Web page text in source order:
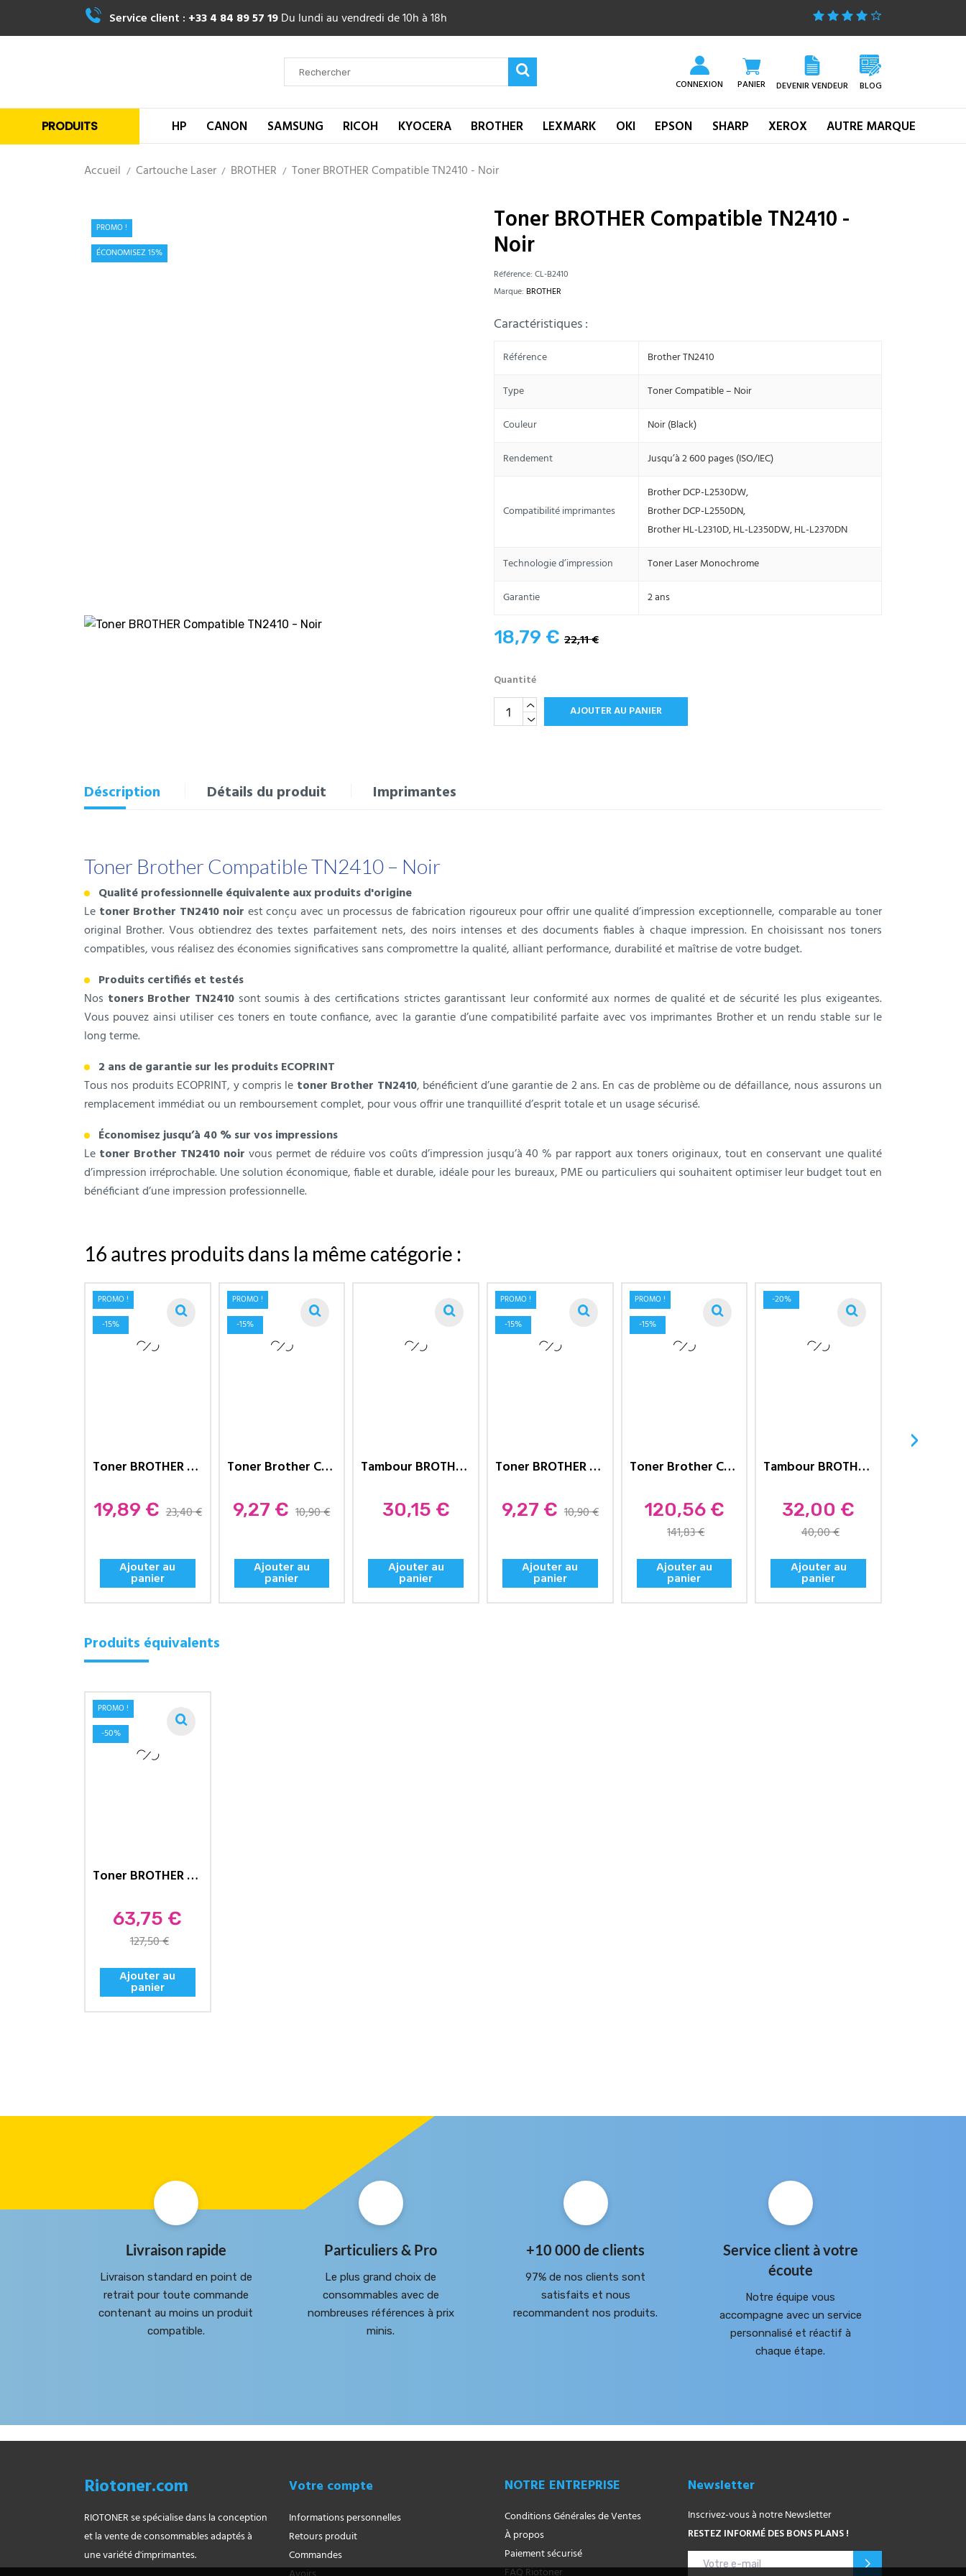
Service client : +33 4 84 89 57 19Du lundi au vendredi de 10h à 18h
CONNEXION PANIER DEVENIR VENDEUR BLOG
PRODUITS HP CANON SAMSUNG RICOH KYOCERA BROTHER LEXMARK OKI EPSON SHARP XEROX AUTRE MARQUE
Accueil Cartouche Laser BROTHER Toner BROTHER Compatible TN2410 - Noir
PROMO !
ÉCONOMISEZ 15%
Toner BROTHER Compatible TN2410 -
Noir
Référence: CL-B2410
Marque: BROTHER
Caractéristiques :
Référence Brother TN2410
Type Toner Compatible – Noir
Couleur Noir (Black)
Rendement Jusqu’à 2 600 pages (ISO/IEC)
Compatibilité imprimantes
Brother DCP-L2530DW,
Brother DCP-L2550DN,
Brother HL-L2310D, HL-L2350DW, HL-L2370DN
Technologie d’impression Toner Laser Monochrome
Garantie 2 ans
18,79 € 22,11 €
Quantité
AJOUTER AU PANIER
Déscription Détails du produit Imprimantes
Toner Brother Compatible TN2410 – Noir
Qualité professionnelle équivalente aux produits d'origine
Le toner Brother TN2410 noir est conçu avec un processus de fabrication rigoureux pour offrir une qualité d’impression exceptionnelle, comparable au toner
original Brother. Vous obtiendrez des textes parfaitement nets, des noirs intenses et des documents fiables à chaque impression. En choisissant nos toners
compatibles, vous réalisez des économies significatives sans compromettre la qualité, alliant performance, durabilité et maîtrise de votre budget.
Produits certifiés et testés
Nos toners Brother TN2410sont soumis à des certifications strictes garantissant leur conformité aux normes de qualité et de sécurité les plus exigeantes.
Vous pouvez ainsi utiliser ces toners en toute confiance, avec la garantie d’une compatibilité parfaite avec vos imprimantes Brother et un rendu stable sur le
long terme.
2 ans de garantie sur les produits ECOPRINT
Tous nos produits ECOPRINT, y compris le toner Brother TN2410, bénéficient d’une garantie de 2 ans. En cas de problème ou de défaillance, nous assurons un
remplacement immédiat ou un remboursement complet, pour vous offrir une tranquillité d’esprit totale et un usage sécurisé.
Économisez jusqu’à 40 % sur vos impressions
Le toner Brother TN2410 noir vous permet de réduire vos coûts d’impression jusqu’à 40 % par rapport aux toners originaux, tout en conservant une qualité
d’impression irréprochable. Une solution économique, fiable et durable, idéale pour les bureaux, PME ou particuliers qui souhaitent optimiser leur budget tout en
bénéficiant d’une impression professionnelle.
16 autres produits dans la même catégorie :
Toner BROTHER Compatible TN2320...
Prix
19,89 € 23,40 €
Ajouter au
panier
PROMO !
-15%
Toner Brother Compatible TN241N...
Prix
9,27 € 10,90 €
Ajouter au
panier
PROMO !
-15%
Tambour BROTHER Compatible...
Prix
30,15 €
Ajouter au
panier
Toner BROTHER Compatible TN241M...
Prix
9,27 € 10,90 €
Ajouter au
panier
PROMO !
-15%
Toner Brother Compatible TN-241...
Prix
120,56 €
141,83 €
Ajouter au
panier
PROMO !
-15%
Tambour BROTHER Compatible...
Prix
32,00 €
40,00 €
Ajouter au
panier
-20%
›
Produits équivalents
Toner BROTHER Compatible TN-2410...
Prix
63,75 €
127,50 €
Ajouter au
panier
PROMO !
-50%
Livraison rapide
Livraison standard en point de
retrait pour toute commande
contenant au moins un produit
compatible.
Particuliers & Pro
Le plus grand choix de
consommables avec de
nombreuses références à prix
minis.
+10 000 de clients
97% de nos clients sont
satisfaits et nous
recommandent nos produits.
Service client à votre
écoute
Notre équipe vous
accompagne avec un service
personnalisé et réactif à
chaque étape.
Riotoner.com
RIOTONER se spécialise dans la conception
et la vente de consommables adaptés à
une variété d'imprimantes.
Votre compte
Informations personnelles
Retours produit
Commandes
NOTRE ENTREPRISE
Conditions Générales de Ventes
À propos
Paiement sécurisé
Newsletter
Inscrivez-vous à notre Newsletter
RESTEZ INFORMÉ DES BONS PLANS !